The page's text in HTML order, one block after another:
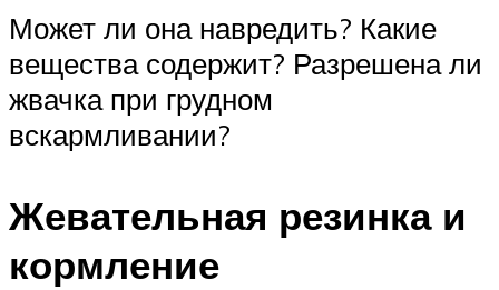
Может ли она навредить? Какие
вещества содержит? Разрешена ли
жвачка при грудном
вскармливании?
Жевательная резинка и
кормление